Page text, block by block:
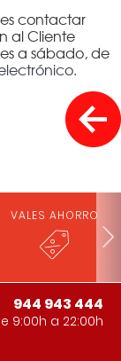
contactar
al Cliente
a sábado, de
.
VALES AHORRO
944 943 444
9:00h a 22:00h